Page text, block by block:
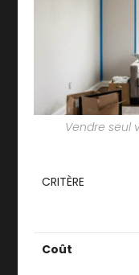
Vendre seul
CRITÈRE
Coût